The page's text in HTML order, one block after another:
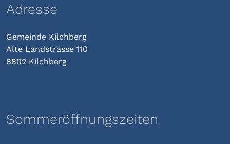
Adresse
Gemeinde Kilchberg
Alte Landstrasse 110
8802 Kilchberg
Sommeröffnungszeiten